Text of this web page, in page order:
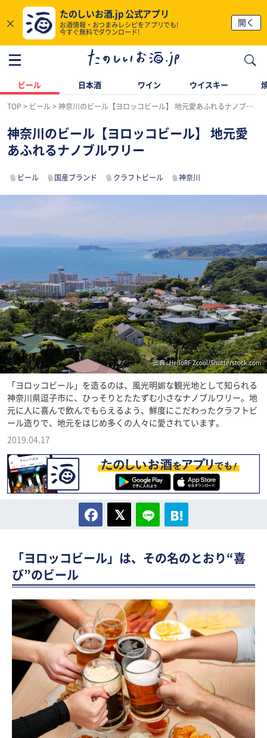
×
たのしいお酒.jp 公式アプリ
お酒情報・おつまみレシピをアプリでも!
今すぐ無料でダウンロード!
開く
ビール 日本酒 ワイン ウイスキー
TOP ビール 神奈川のビール【ヨロッコビール】 地元愛あふれるナノブルワリー
神奈川のビール【ヨロッコビール】 地元愛
あふれるナノブルワリー
ビール 国産ブランド クラフトビール 神奈川
出典 : HelloRF Zcool/Shutterstock.com
「ヨロッコビール」を造るのは、風光明媚な観光地として知られる
神奈川県逗子市に、ひっそりとたたずむ小さなナノブルワリー。地
元に人に喜んで飲んでもらえるよう、鮮度にこだわったクラフトビ
ール造りで、地元をはじめ多くの人々に愛されています。
2019.04.17
「ヨロッコビール」は、その名のとおり“喜
び”のビール